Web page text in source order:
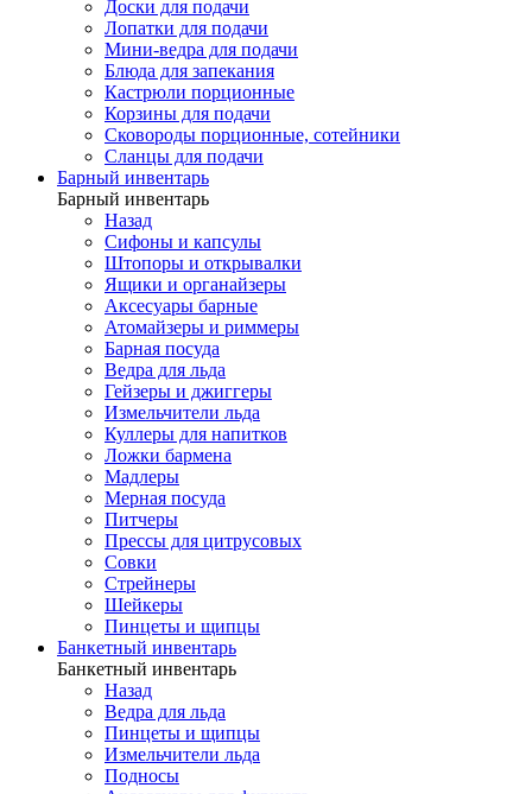
Доски для подачи
Лопатки для подачи
Мини-ведра для подачи
Блюда для запекания
Кастрюли порционные
Корзины для подачи
Сковороды порционные, сотейники
Сланцы для подачи
Барный инвентарь
Барный инвентарь
Назад
Сифоны и капсулы
Штопоры и открывалки
Ящики и органайзеры
Аксесуары барные
Атомайзеры и риммеры
Барная посуда
Ведра для льда
Гейзеры и джиггеры
Измельчители льда
Куллеры для напитков
Ложки бармена
Мадлеры
Мерная посуда
Питчеры
Прессы для цитрусовых
Совки
Стрейнеры
Шейкеры
Пинцеты и щипцы
Банкетный инвентарь
Банкетный инвентарь
Назад
Ведра для льда
Пинцеты и щипцы
Измельчители льда
Подносы